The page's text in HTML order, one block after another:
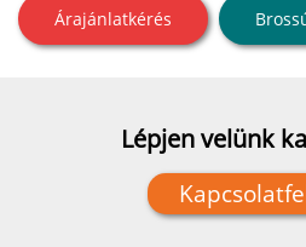
Árajánlatkérés
Lépjen velünk